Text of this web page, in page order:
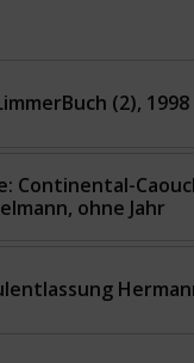
(2), 1998
Continental-
ohne Jahr